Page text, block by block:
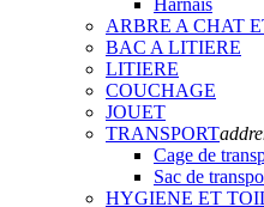
Harnais
ARBRE A CHAT
BAC A LITIERE
LITIERE
COUCHAGE
JOUET
TRANSPORTadd
Cage de
Sac de
HYGIENE ET